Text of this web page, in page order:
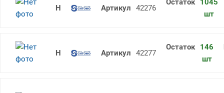
Молоток слесарный 0.8 (кг)
42276
1045
шт
Молоток слесарный 1 (кг)
42277
146
шт